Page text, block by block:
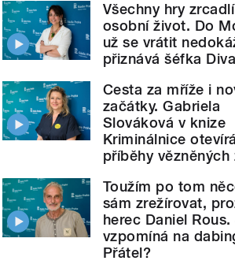
Všechny hry
osobní život. Do
už se vrátit
přiznává šéfka
Cesta za mříže i
začátky. Gabriela
Slováková v knize
Kriminálnice otevírá
příběhy vězněných
Toužím po tom
sám zrežírovat,
herec Daniel Rous.
vzpomíná na
Přátel?